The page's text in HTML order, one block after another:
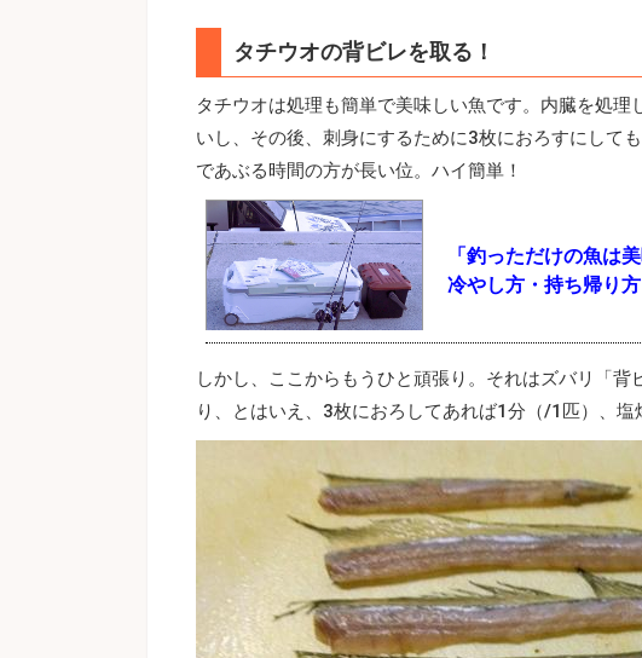
タチウオの背ビレを取る！
タチウオは処理も簡単で美味しい魚です。内臓を処
いし、その後、刺身にするために3枚におろすにして
であぶる時間の方が長い位。ハイ簡単！
「釣っただけの魚は
冷やし方・持ち帰り方
しかし、ここからもうひと頑張り。それはズバリ「
り、とはいえ、3枚におろしてあれば1分（/1匹）、塩